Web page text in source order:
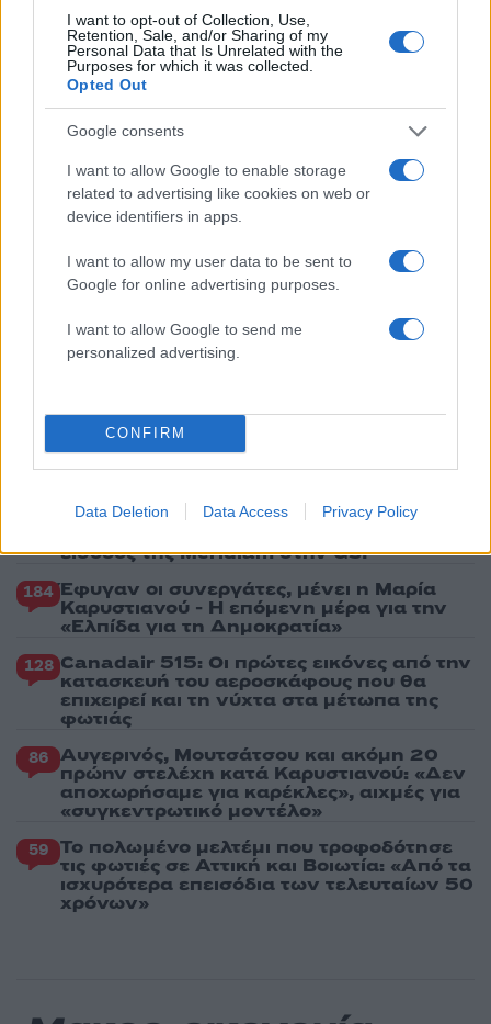
I want to opt-out of Collection, Use,
Retention, Sale, and/or Sharing of my
Personal Data that Is Unrelated with the
Purposes for which it was collected.
Opted Out
Google consents
I want to allow Google to enable storage
related to advertising like cookies on web or
device identifiers in apps.
I want to allow my user data to be sent to
Google for online advertising purposes.
I want to allow Google to send me
personalized advertising.
CONFIRM
Data Deletion Data Access Privacy Policy
αδελφής του, Λένας
Δολοφονία Βρετανίδας στην Κυψέλη: Οι
δύο καταθέσεις «κλειδί» της συζύγου του
26χρονου Αφγανού – Το στίγμα του
κινητού, η θεία από την Ινδία και τα
απειλητικά μηνύματα
«Αφιέρωσε τη ζωή της στο να βοηθά
ανθρώπους που είχαν ανάγκη» - Η πρώτη
δήλωση της οικογένειας της 38χρονης
Λίζα που βρέθηκε νεκρή στην Κυψέλη
Η Ελένη Φωτοπούλου ευχήθηκε για τη
γιορτή του Άκη Παυλόπουλου: «Δεκαπέντε
χρόνια μου διδάσκει υπομονή και αγάπη»
Συνεχίζονται οι αποχωρήσεις από το κόμμα
Καρυστιανού: «Δεν συνθέτει, αλλά
Πιο σχολιασμένα
Μητσοτάκης στην υπογραφή συμφωνίας
για την ηλεκτρική διασύνδεση Ελλάδας –
είσοδος της Meridiam στην GSI
184 Έφυγαν οι συνεργάτες, μένει η Μαρία
Καρυστιανού - Η επόμενη μέρα για την
«Ελπίδα για τη Δημοκρατία»
128 Canadair 515: Οι πρώτες εικόνες από την
κατασκευή του αεροσκάφους που θα
επιχειρεί και τη νύχτα στα μέτωπα της
φωτιάς
86 Αυγερινός, Μουτσάτσου και ακόμη 20
πρώην στελέχη κατά Καρυστιανού: «Δεν
αποχωρήσαμε για καρέκλες», αιχμές για
«συγκεντρωτικό μοντέλο»
59 Το πολωμένο μελτέμι που τροφοδότησε
τις φωτιές σε Αττική και Βοιωτία: «Από τα
ισχυρότερα επεισόδια των τελευταίων 50
χρόνων»